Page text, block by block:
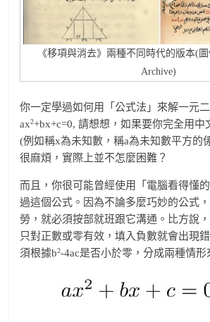
《移項與消去》兩種不同時代的版本(
Archive)
你一定學過如何用「公式法」來解一元
ax2+bx+c=0, 請想想，如果要你完全用中
(例如稱x為未知數，稱a為未知數平方的
很麻煩，實際上並不怎麼困難？
而且，你很可能曾經使用「電腦看得懂
過這個公式。因為不論多麼巧妙的公式
勞，就必須按部就班跟它溝通。比方說
只對正數或零有效，填入負數就會出現
須根據b2-4ac是否小於零，分成兩種情形